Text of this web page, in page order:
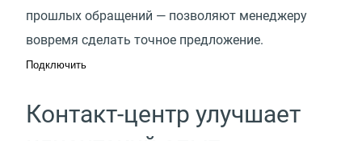
прошлых обращений — позволяют менеджеру
вовремя сделать точное предложение.
Подключить
Контакт-центр улучшает